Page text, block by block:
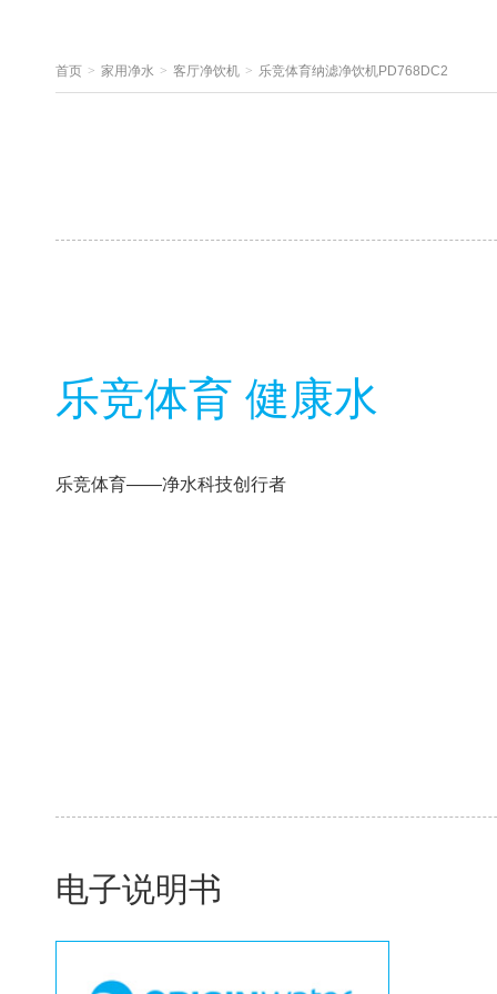
首页 > 家用净水 > 客厅净饮机 > 乐竞体育纳滤净饮机PD768DC2
乐竞体育 健康水
乐竞体育——净水科技创行者
电子说明书